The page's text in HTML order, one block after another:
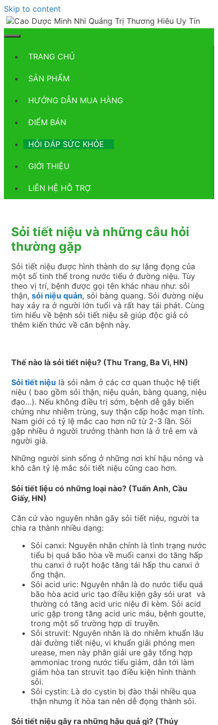
Skip to content
TRANG CHỦ
SẢN PHẨM
HƯỚNG DẪN MUA HÀNG
ĐIỂM BÁN
HỎI ĐÁP SỨC KHỎE
GIỚI THIỆU
LIÊN HỆ HỖ TRỢ
Sỏi tiết niệu và những câu hỏi
thường gặp
Sỏi tiết niệu được hình thành do sự lắng đọng của
một số tinh thể trong nước tiểu ở đường niệu. Tùy
theo vị trí, bệnh được gọi tên khác nhau như: sỏi
thận, sỏi niệu quản, sỏi bàng quang. Sỏi đường niệu
hay xảy ra ở người lớn tuổi và rất hay tái phát. Cùng
tìm hiểu về bệnh sỏi tiết niệu sẽ giúp độc giả có
thêm kiến thức về căn bệnh này.
Thế nào là sỏi tiết niệu? (Thu Trang, Ba Vì, HN)
Sỏi tiết niệu là sỏi nằm ở các cơ quan thuộc hệ tiết
niệu ( bao gồm sỏi thận, niệu quản, bàng quang, niệu
đạo…). Nếu không điều trị sớm, bệnh dễ gây biến
chứng như nhiễm trùng, suy thận cấp hoặc mạn tính.
Nam giới có tỷ lệ mắc cao hơn nữ từ 2-3 lần. Sỏi
gặp nhiều ở người trưởng thành hơn là ở trẻ em và
người già.
Những người sinh sống ở những nơi khí hậu nóng và
khô cằn tỷ lệ mắc sỏi tiết niệu cũng cao hơn.
Sỏi tiết liệu có những loại nào? (Tuấn Anh, Cầu
Giấy, HN)
Căn cứ vào nguyên nhân gây sỏi tiết niệu, người ta
chia ra thành nhiều dạng:
Sỏi canxi: Nguyên nhân chính là tình trạng nước
tiểu bị quá bão hòa về muối canxi do tăng hấp
thu canxi ở ruột hoặc tăng tái hấp thu canxi ở
ống thận.
Sỏi acid uric: Nguyên nhân là do nước tiểu quá
bão hòa acid uric tạo điều kiện gây sỏi urat và
thường có tăng acid uric niệu đi kèm. Sỏi acid
uric gặp trong tăng acid uric máu, bệnh goutte,
trong một số trường hợp di truyền.
Sỏi struvit: Nguyên nhân là do nhiễm khuẩn lâu
dài đường tiết niệu, vi khuẩn giải phóng men
urease, men này phân giải ure gây tổng hợp
ammoniac trong nước tiểu giảm, dẫn tới làm
giảm hòa tan struvit tạo điều kiện hình thành
sỏi.
Sỏi cystin: Là do cystin bị đào thải nhiều qua
thận nhưng ít hòa tan nên dễ đọng thành sỏi.
Sỏi tiết niệu gây ra những hậu quả gì? (Thúy